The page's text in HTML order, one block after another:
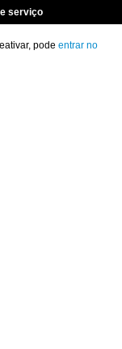
serviço
pode entrar no